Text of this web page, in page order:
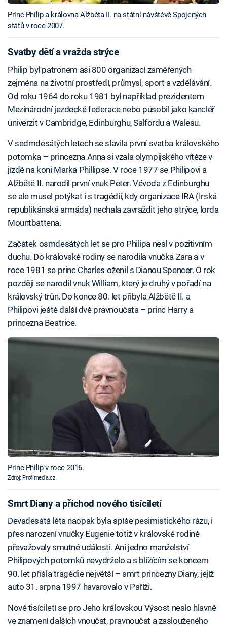
Princ Philip a královna Alžběta II. na státní návštěvě Spojených
států v roce 2007.
Svatby dětí a vražda strýce
Philip byl patronem asi 800 organizací zaměřených
zejména na životní prostředí, průmysl, sport a vzdělávání.
Od roku 1964 do roku 1981 byl například prezidentem
Mezinárodní jezdecké federace nebo působil jako kancléř
univerzit v Cambridge, Edinburghu, Salfordu a Walesu.
V sedmdesátých letech se slavila první svatba královského
potomka – princezna Anna si vzala olympijského vítěze v
jízdě na koni Marka Phillipse. V roce 1977 se Philipovi a
Alžbětě II. narodil první vnuk Peter. Vévoda z Edinburghu
se ale musel potýkat i s tragédií, kdy organizace IRA (Irská
republikánská armáda) nechala zavraždit jeho strýce, lorda
Mountbattena.
Začátek osmdesátých let se pro Philipa nesl v pozitivním
duchu. Do královské rodiny se narodila vnučka Zara a v
roce 1981 se princ Charles oženil s Dianou Spencer. O rok
později se narodil vnuk William, který je druhý v pořadí na
královský trůn. Do konce 80. let přibyla Alžbětě II. a
Philipovi ještě další dvě pravnoučata – princ Harry a
princezna Beatrice.
Princ Philip v roce 2016.
Zdroj: Profimedia.cz
Smrt Diany a příchod nového tisíciletí
Devadesátá léta naopak byla spíše pesimistického rázu, i
přes narození vnučky Eugenie totiž v královské rodině
převažovaly smutné události. Ani jedno manželství
Philipových potomků nevydrželo a s blížícím se koncem
90. let přišla tragédie největší – smrt princezny Diany, jejíž
auto 31. srpna 1997 havarovalo v Paříži.
Nové tisíciletí se pro Jeho královskou Výsost neslo hlavně
ve znamení dalších vnoučat, pravnoučat a zaslouženého